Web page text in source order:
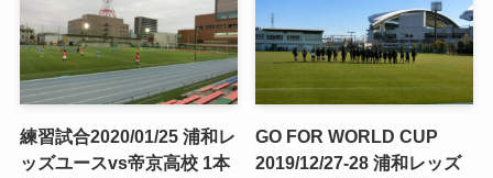
練習試合2020/01/25 浦和レ
ッズユースvs帝京高校 1本
GO FOR WORLD CUP
2019/12/27-28 浦和レッズ